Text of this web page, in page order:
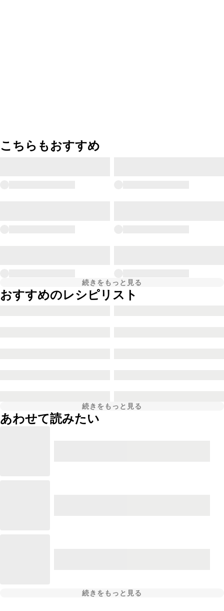
こちらもおすすめ
続きをもっと見る
おすすめのレシピリスト
続きをもっと見る
あわせて読みたい
続きをもっと見る